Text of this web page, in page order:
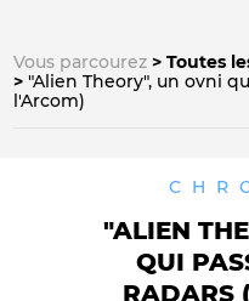
Vous parcourez Toutes
"Alien Theory", un ovni
l'Arcom)
"ALIEN
QUI
RADARS